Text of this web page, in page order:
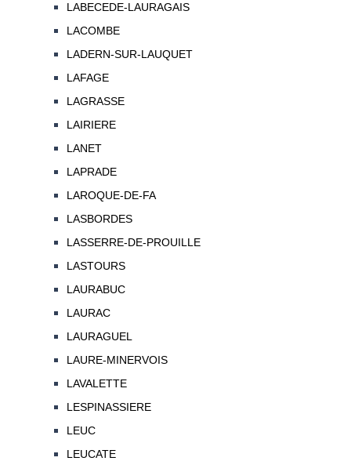
LABECEDE-LAURAGAIS
LACOMBE
LADERN-SUR-LAUQUET
LAFAGE
LAGRASSE
LAIRIERE
LANET
LAPRADE
LAROQUE-DE-FA
LASBORDES
LASSERRE-DE-PROUILLE
LASTOURS
LAURABUC
LAURAC
LAURAGUEL
LAURE-MINERVOIS
LAVALETTE
LESPINASSIERE
LEUC
LEUCATE